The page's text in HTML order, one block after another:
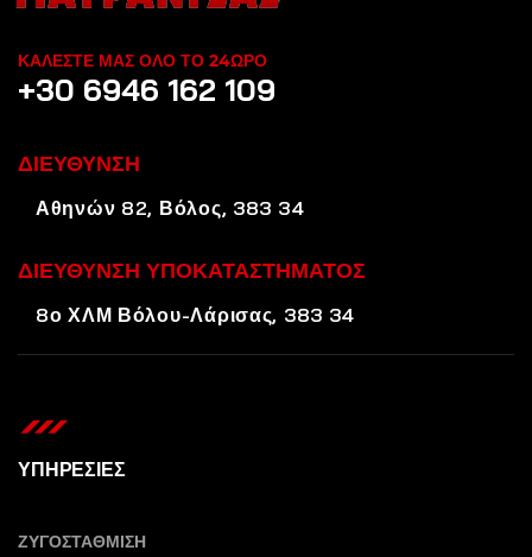
ΚΑΛΕΣΤΕ ΜΑΣ ΟΛΟ ΤΟ 24ΩΡΟ
+30 6946 162 109
ΔΙΕΥΘΥΝΣΗ
Αθηνών 82, Βόλος, 383 34
ΔΙΕΥΘΥΝΣΗ ΥΠΟΚΑΤΑΣΤΗΜΑΤΟΣ
8ο ΧΛΜ Βόλου-Λάρισας, 383 34
ΥΠΗΡΕΣΙΕΣ
ΖΥΓΟΣΤΑΘΜΙΣΗ